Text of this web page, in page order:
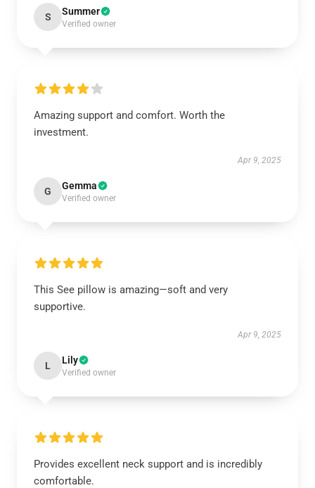
S Summer
Verified owner
Amazing support and comfort. Worth the
investment.
Apr 9, 2025
G Gemma
Verified owner
This See pillow is amazing—soft and very
supportive.
Apr 9, 2025
L Lily
Verified owner
Provides excellent neck support and is incredibly
comfortable.